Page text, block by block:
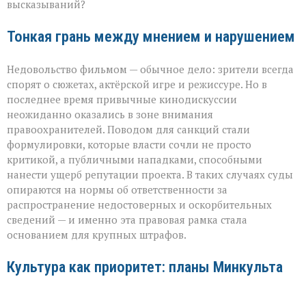
высказываний?
Тонкая грань между мнением и нарушением
Недовольство фильмом — обычное дело: зрители всегда
спорят о сюжетах, актёрской игре и режиссуре. Но в
последнее время привычные кинодискуссии
неожиданно оказались в зоне внимания
правоохранителей. Поводом для санкций стали
формулировки, которые власти сочли не просто
критикой, а публичными нападками, способными
нанести ущерб репутации проекта. В таких случаях суды
опираются на нормы об ответственности за
распространение недостоверных и оскорбительных
сведений — и именно эта правовая рамка стала
основанием для крупных штрафов.
Культура как приоритет: планы Минкульта